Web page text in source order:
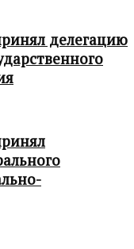
делегацию